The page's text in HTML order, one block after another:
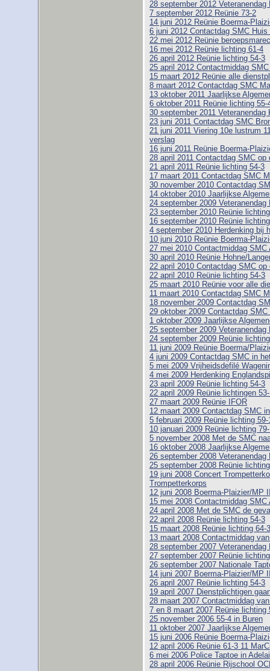
28 september 2012
7 september 2012 Reünie 73-2
14 juni 2012 Reünie Boerma-
6 juni 2012 Contactdag SMC Huis
22 mei 2012 Reünie
16 mei 2012 Reünie lichting 61-4
26 april 2012 Reünie lichting 54-3
25 april 2012 Contactmiddag
15 maart 2012 Reünie alle
8 maart 2012 Contactdag SMC
13 oktober 2011 Jaarlijkse
6 oktober 2011 Reünie lichting 55-
30 september 2011
23 juni 2011 Contactdag SMC
21 juni 2011 Viering 10e lustrum
verslag
16 juni 2011 Reünie Boerma-
28 april 2011 Contactdag SMC
21 april 2011 Reünie lichting 54-3
17 maart 2011 Contactdag SMC
30 november 2010 Contactdag
14 oktober 2010 Jaarlijkse
24 september 2009
23 september 2010 Reünie
16 september 2010 Reünie
4 september 2010 Herdenking bij
10 juni 2010 Reünie Boerma-
27 mei 2010 Contactmiddag
30 april 2010 Reünie Hohne/
22 april 2010 Contactdag SMC
22 april 2010 Reünie lichting 54-3
25 maart 2010 Reünie voor alle
11 maart 2010 Contactdag SMC
18 november 2009 Contactdag
29 oktober 2009 Contactdag
1 oktober 2009 Jaarlijkse
25 september 2009
24 september 2009 Reünie
11 juni 2009 Reünie Boerma/
4 juni 2009 Contactdag SMC in
5 mei 2009 Vrijheidsdefilé
4 mei 2009 Herdenking
23 april 2009 Reünie lichting 54-3
22 april 2009 Reünie lichtingen
27 maart 2009 Reünie IFOR
12 maart 2009 Contactdag SMC
5 februari 2009 Reünie lichting
10 januari 2009 Reünie lichting
5 november 2008 Met de SMC
16 oktober 2008 Jaarlijkse
26 september 2008
25 september 2008 Reünie
19 juni 2008 Concert
Trompetterkorps
12 juni 2008 Boerma-Plaizier/MP
15 mei 2008 Contactmiddag
24 april 2008 Met de SMC de
22 april 2008 Reünie lichting 54-3
15 maart 2008 Reünie lichting 64-3
13 maart 2008 Contactmiddag
28 september 2007
27 september 2007 Reünie
26 september 2007 Nationale
14 juni 2007 Boerma-Plaizier/MP
26 april 2007 Reünie lichting 54-3
19 april 2007 Dienstplichtigen
28 maart 2007 Contactmiddag
7 en 8 maart 2007 Reünie lichting
25 november 2006 55-4 in Buren
11 oktober 2007 Jaarlijkse
15 juni 2006 Reünie Boerma-
12 april 2006 Reünie 61-3 11
6 mei 2006 Police Taptoe in
28 april 2006 Reünie Rijschool